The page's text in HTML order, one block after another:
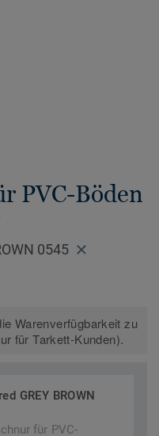
PVC-Böden
0545
Warenverfügbarkeit zu
für Tarkett-Kunden).
GREY BROWN
für PVC-